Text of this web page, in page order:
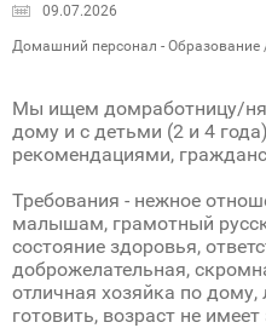
09.07.2026
Домашний персонал -
Мы ищем домработницу/
дому и c детьми (2 и 4
рекомендациями,
Требования - нежное
малышам, грамотный
состояние здоровья,
доброжелательная,
отличная хозяйка по
готовить, возраст не